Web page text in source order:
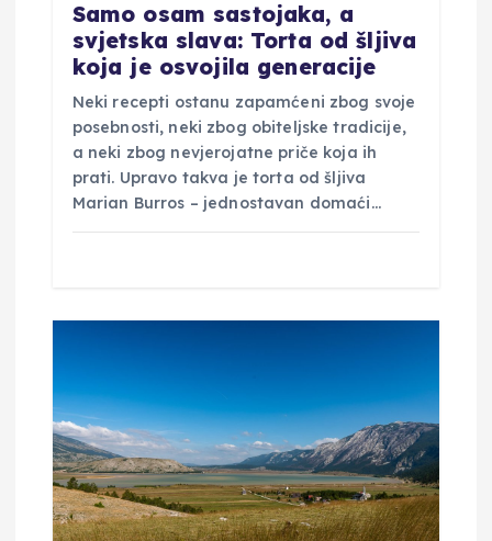
Samo osam sastojaka, a
svjetska slava: Torta od šljiva
koja je osvojila generacije
Neki recepti ostanu zapamćeni zbog svoje
posebnosti, neki zbog obiteljske tradicije,
a neki zbog nevjerojatne priče koja ih
prati. Upravo takva je torta od šljiva
Marian Burros – jednostavan domaći…